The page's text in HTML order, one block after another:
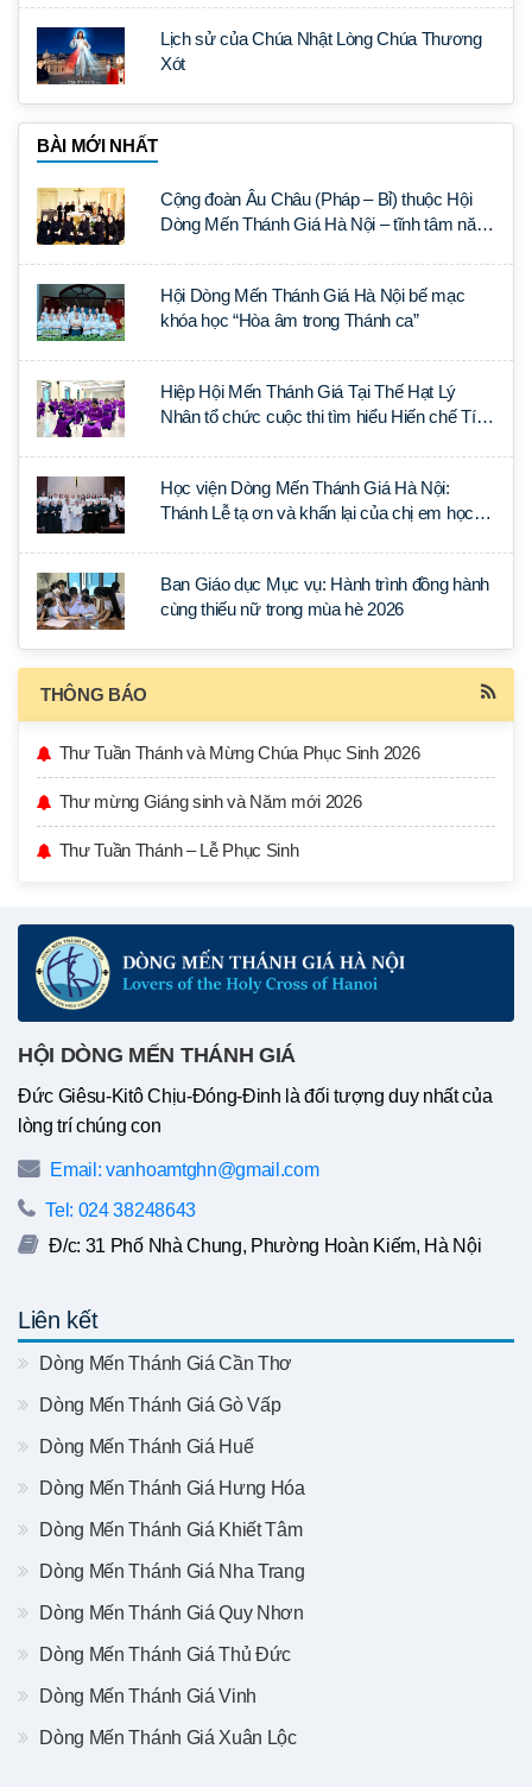
Lịch sử của Chúa Nhật Lòng Chúa Thương
Xót
BÀI MỚI NHẤT
Cộng đoàn Âu Châu (Pháp – Bỉ) thuộc Hội
Dòng Mến Thánh Giá Hà Nội – tĩnh tâm năm
Hội Dòng Mến Thánh Giá Hà Nội bế mạc
khóa học “Hòa âm trong Thánh ca”
Hiệp Hội Mến Thánh Giá Tại Thế Hạt Lý
Nhân tổ chức cuộc thi tìm hiểu Hiến chế Tín
Học viện Dòng Mến Thánh Giá Hà Nội:
Thánh Lễ tạ ơn và khấn lại của chị em học
Ban Giáo dục Mục vụ: Hành trình đồng hành
cùng thiếu nữ trong mùa hè 2026
THÔNG BÁO
Thư Tuần Thánh và Mừng Chúa Phục Sinh 2026
Thư mừng Giáng sinh và Năm mới 2026
Thư Tuần Thánh – Lễ Phục Sinh
HỘI DÒNG MẾN THÁNH GIÁ
Đức Giêsu-Kitô Chịu-Đóng-Đinh là đối tượng duy nhất của
lòng trí chúng con
Email: vanhoamtghn@gmail.com
Tel: 024 38248643
Đ/c: 31 Phố Nhà Chung, Phường Hoàn Kiếm, Hà Nội
Liên kết
Dòng Mến Thánh Giá Cần Thơ
Dòng Mến Thánh Giá Gò Vấp
Dòng Mến Thánh Giá Huế
Dòng Mến Thánh Giá Hưng Hóa
Dòng Mến Thánh Giá Khiết Tâm
Dòng Mến Thánh Giá Nha Trang
Dòng Mến Thánh Giá Quy Nhơn
Dòng Mến Thánh Giá Thủ Đức
Dòng Mến Thánh Giá Vinh
Dòng Mến Thánh Giá Xuân Lộc